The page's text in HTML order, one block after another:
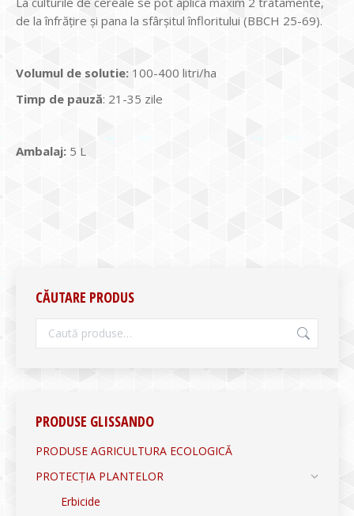
de la înfrățire și pana la sfârșitul înfloritului (BBCH 25-69).
Volumul de solutie: 100-400 litri/ha
Timp de pauză: 21-35 zile
Ambalaj: 5 L
CĂUTARE PRODUS
PRODUSE GLISSANDO
PRODUSE AGRICULTURA ECOLOGICĂ
PROTECȚIA PLANTELOR
Erbicide